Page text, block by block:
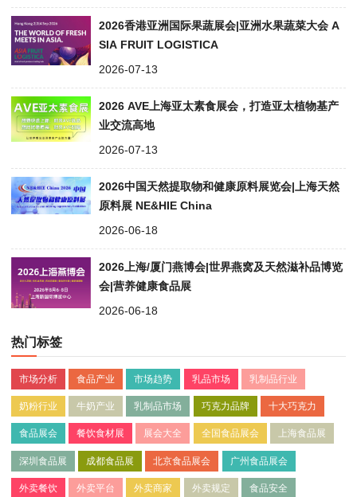
2026香港亚洲国际果蔬展会|亚洲水果蔬菜大会 A
SIA FRUIT LOGISTICA
2026-07-13
2026 AVE上海亚太素食展会，打造亚太植物基产
业交流高地
2026-07-13
2026中国天然提取物和健康原料展览会|上海天然
原料展 NE&HIE China
2026-06-18
2026上海/厦门燕博会|世界燕窝及天然滋补品博览
会|营养健康食品展
2026-06-18
热门标签
市场分析 食品产业 市场趋势 乳品市场 乳制品行业
奶粉行业 牛奶产业 乳制品市场 巧克力品牌 十大巧克力
食品展会 餐饮食材展 展会大全 全国食品展会 上海食品展
深圳食品展 成都食品展 北京食品展会 广州食品展会
外卖餐饮 外卖平台 外卖商家 外卖规定 食品安全